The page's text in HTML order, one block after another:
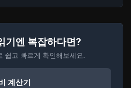
기엔 복잡하다면?
쉽고 빠르게 확인해보세요.
계산기